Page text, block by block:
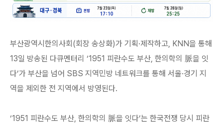
부산광역시한의사회(회장 송상화)가 기획·제작하고, KNN을 통해
13일 방송된 다큐멘터리 ‘1951 피란수도 부산, 한의학의 脈을 잇
다’가 부산을 넘어 SBS 지역민방 네트워크를 통해 서울·경기 지
역을 제외한 전 지역에서 방영된다.
‘1951 피란수도 부산, 한의학의 脈을 잇다’는 한국전쟁 당시 피란